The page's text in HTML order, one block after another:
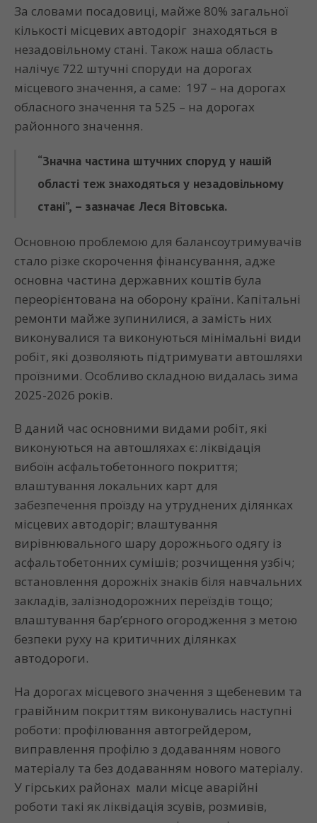
За словами посадовиці, майже 80% загальної
кількості місцевих автодоріг знаходяться в
незадовільному стані. Також наша область
налічує 722 штучні споруди на дорогах
місцевого значення, а саме: 197 – на дорогах
обласного значення та 525 – на дорогах
районного значення.
“Значна частина штучних споруд у нашій
області теж знаходяться у незадовільному
стані”, – зазначає Леся Вітовська.
Основною проблемою для балансоутримувачів
стало різке скорочення фінансування, адже
основна частина державних коштів була
переорієнтована на оборону країни. Капітальні
ремонти майже зупинилися, а замість них
виконувалися та виконуються мінімальні види
робіт, які дозволяють підтримувати автошляхи
проїзними. Особливо складною видалась зима
2025-2026 років.
В даний час основними видами робіт, які
виконуються на автошляхах є: ліквідація
вибоїн асфальтобетонного покриття;
влаштування локальних карт для
забезпечення проїзду на утруднених ділянках
місцевих автодоріг; влаштування
вирівнювального шару дорожнього одягу із
асфальтобетонних сумішів; розчищення узбіч;
встановлення дорожніх знаків біля навчальних
закладів, залізнодорожних переїздів тощо;
влаштування бар’єрного огородження з метою
безпеки руху на критичних ділянках
автодороги.
На дорогах місцевого значення з щебеневим та
гравійним покриттям виконувались наступні
роботи: профілювання автогрейдером,
виправлення профілю з додаванням нового
матеріалу та без додаванням нового матеріалу.
У гірських районах мали місце аварійні
роботи такі як ліквідація зсувів, розмивів,